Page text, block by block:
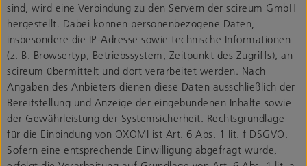
sind, wird eine Verbindung zu den Servern der scireum GmbH
hergestellt. Dabei können personenbezogene Daten,
insbesondere die IP-Adresse sowie technische Informationen
(z. B. Browsertyp, Betriebssystem, Zeitpunkt des Zugriffs), an
scireum übermittelt und dort verarbeitet werden. Nach
Angaben des Anbieters dienen diese Daten ausschließlich der
Bereitstellung und Anzeige der eingebundenen Inhalte sowie
der Gewährleistung der Systemsicherheit. Rechtsgrundlage
für die Einbindung von OXOMI ist Art. 6 Abs. 1 lit. f DSGVO.
Sofern eine entsprechende Einwilligung abgefragt wurde,